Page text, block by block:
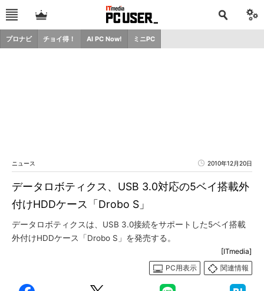
プロナビ チョイ得！ AI PC Now! ミニPC
ニュース 2010年12月20日
データロボティクス、USB 3.0対応の5ベイ搭載外
付けHDDケース「Drobo S」
データロボティクスは、USB 3.0接続をサポートした5ベイ搭載
外付けHDDケース「Drobo S」を発売する。
[ITmedia]
PC用表示
関連情報